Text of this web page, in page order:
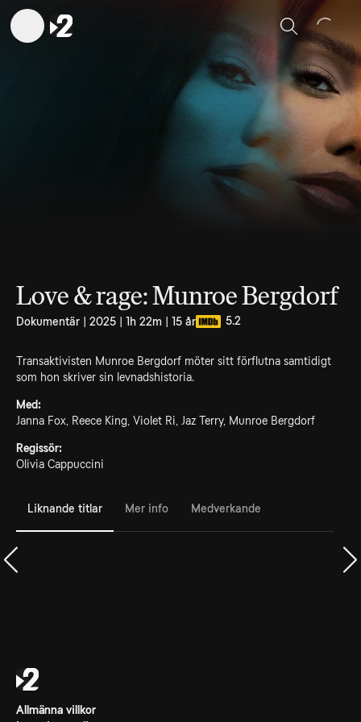
Sök
Love & rage: Munroe Bergdorf
Dokumentär | 2025 | 1h 22m | 15 år 5.2
Transaktivisten Munroe Bergdorf möter sitt förflutna samtidigt
som hon skriver sin levnadshistoria.
Med:
Janna Fox, Reece King, Violet Ri, Jaz Terry, Munroe Bergdorf
Regissör:
Olivia Cappuccini
Liknande titlar Mer info Medverkande
Allmänna villkor